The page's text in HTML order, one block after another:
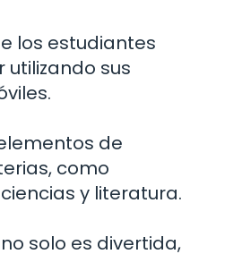
los estudiantes
utilizando sus
de
como
y literatura.
solo es divertida,